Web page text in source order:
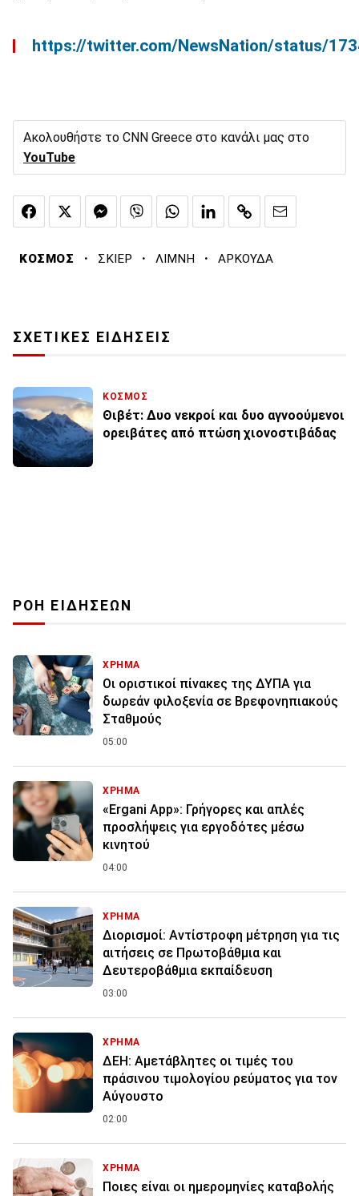
https://twitter.com/NewsNation/status/
Ακολουθήστε το CNN Greece στο κανάλι μας στο
YouTube
ΚΟΣΜΟΣ · ΣΚΙΕΡ · ΛΙΜΝΗ · ΑΡΚΟΥΔΑ
ΣΧΕΤΙΚΕΣ ΕΙΔΗΣΕΙΣ
ΚΟΣΜΟΣ
Θιβέτ: Δυο νεκροί και δυο αγνοούμενοι
ορειβάτες από πτώση χιονοστιβάδας
ΡΟΗ ΕΙΔΗΣΕΩΝ
ΧΡΗΜΑ
Οι οριστικοί πίνακες της ΔΥΠΑ για
δωρεάν φιλοξενία σε Βρεφονηπιακούς
Σταθμούς
05:00
ΧΡΗΜΑ
«Ergani App»: Γρήγορες και απλές
προσλήψεις για εργοδότες μέσω
κινητού
04:00
ΧΡΗΜΑ
Διορισμοί: Αντίστροφη μέτρηση για τις
αιτήσεις σε Πρωτοβάθμια και
Δευτεροβάθμια εκπαίδευση
03:00
ΧΡΗΜΑ
ΔΕΗ: Αμετάβλητες οι τιμές του
πράσινου τιμολογίου ρεύματος για τον
Αύγουστο
02:00
ΧΡΗΜΑ
Ποιες είναι οι ημερομηνίες καταβολής